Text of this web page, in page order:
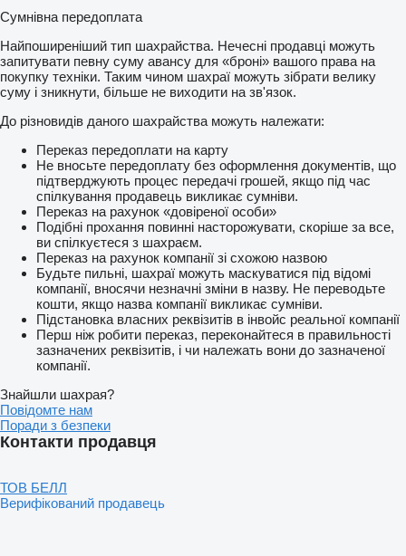
Сумнівна передоплата
Найпоширеніший тип шахрайства. Нечесні продавці можуть
запитувати певну суму авансу для «броні» вашого права на
покупку техніки. Таким чином шахраї можуть зібрати велику
суму і зникнути, більше не виходити на зв'язок.
До різновидів даного шахрайства можуть належати:
Переказ передоплати на карту
Не вносьте передоплату без оформлення документів, що
підтверджують процес передачі грошей, якщо під час
спілкування продавець викликає сумніви.
Переказ на рахунок «довіреної особи»
Подібні прохання повинні насторожувати, скоріше за все,
ви спілкуєтеся з шахраєм.
Переказ на рахунок компанії зі схожою назвою
Будьте пильні, шахраї можуть маскуватися під відомі
компанії, вносячи незначні зміни в назву. Не переводьте
кошти, якщо назва компанії викликає сумніви.
Підстановка власних реквізитів в інвойс реальної компанії
Перш ніж робити переказ, переконайтеся в правильності
зазначених реквізитів, і чи належать вони до зазначеної
компанії.
Знайшли шахрая?
Повідомте нам
Поради з безпеки
Контакти продавця
ТОВ БЕЛЛ
Верифікований продавець